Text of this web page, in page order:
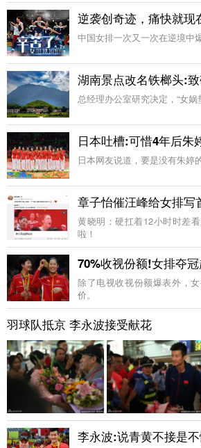
逆袭创奇迹，痛快就现
中国女排一次又一次在逆境中
湖南景点改名铁榔头:
总经理办公室研究决定，“女娲
日本吐槽:可惜4年后朱
日本网友说道，要是没有朱婷
章子怡催汪峰给女排写
黄晓明：硬扛着12小时时差
啦！
70%收视份额!女排夺
除了电视收视份额爆表外，
价。
羽球队抵京 李永波接受献花
李永波:说青黄不接是